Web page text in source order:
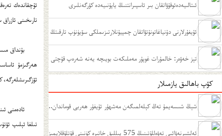
ﺋﯩﺘﺎﻟﯩﻴﻪﺩﻩﺋﻮﻗﯘﯞﺍﺗﻘﺎﻥ ﺑﯩﺮ ﺋﺎﺳﭙﯩﺮﺍﻧﺘﻨﯩﯔ ﻳﺎﭘﯘﻧﯩﻴﻪﺩﻩ ﻛﯚﺭﮔﻪﻧﻠﯩﺮﻯ
ئۇيغۇرلارنى دۇنياغاتونۇتۋاتقان چمپيۇنلارتىزىملكى سۆيۈنۈپ تارقىتڭ
تېز خەۋەر: خالمۇرات غوپۇر مەملىكەت بويىچە يەنە شەرەپ قۇچتى
كۆپ باھالىق يازمىلار
شېڭ شىسەيمۇ تەڭ كېلەلمىگەن مەشھۇر ئۇيغۇر ھەربى قوماندان..
. ئەلشىرنەۋائىي تەۋەللۇتىنىڭ 575 يىللىق خاتىرە كۈنىنى قۇتلۇقلايمىز
ئۇچقاندەك
تارىخىنى
بۇنداق
ھەرگىزمۇ
ئادەمنى
تىلغا ئېلىپ